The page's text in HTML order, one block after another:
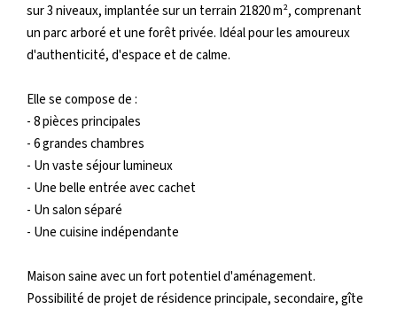
Engagement Associatif
sur 3 niveaux, implantée sur un terrain 21820 m², comprenant
un parc arboré et une forêt privée. Idéal pour les amoureux
d'authenticité, d'espace et de calme.
Elle se compose de :
- 8 pièces principales
- 6 grandes chambres
- Un vaste séjour lumineux
- Une belle entrée avec cachet
- Un salon séparé
- Une cuisine indépendante
Maison saine avec un fort potentiel d'aménagement.
Possibilité de projet de résidence principale, secondaire, gîte